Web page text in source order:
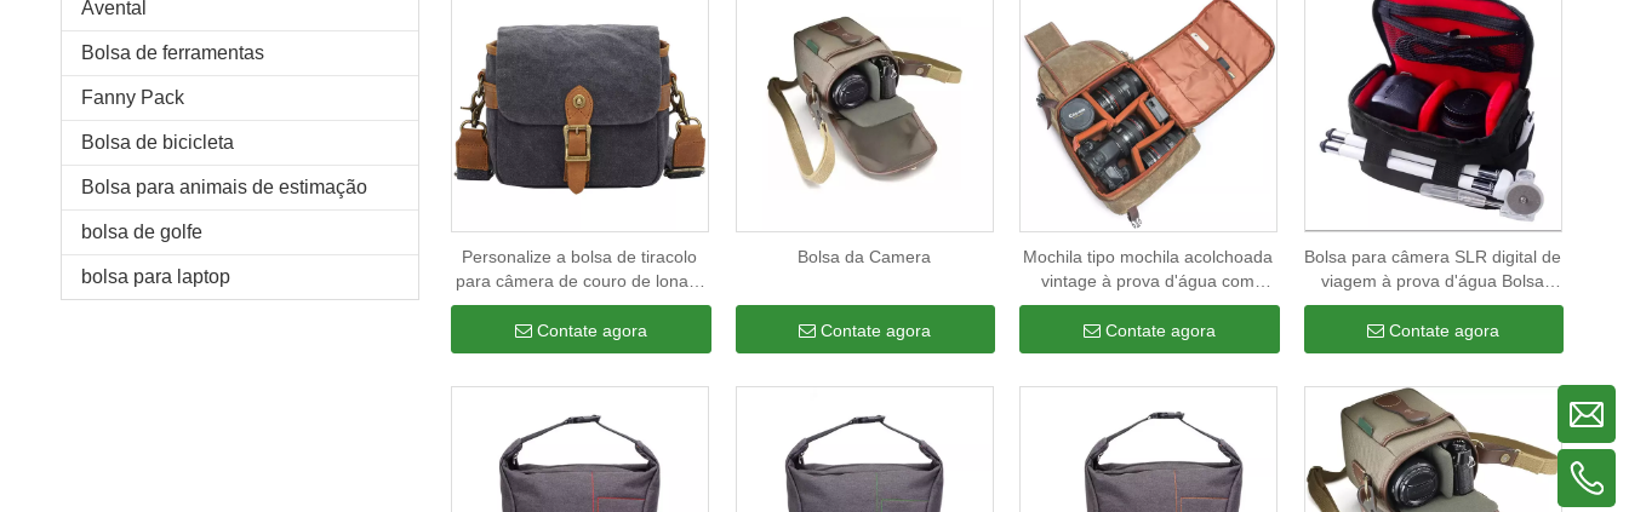
Avental
Bolsa de ferramentas
Fanny Pack
Bolsa de bicicleta
Bolsa para animais de estimação
bolsa de golfe
bolsa para laptop
Personalize a bolsa de tiracolo
para câmera de couro de lona à
prova d'água para homens e
mulheres bolsa de câmera
vintage acolchoada
Contate agora
Bolsa da Camera
Contate agora
Mochila tipo mochila acolchoada
vintage à prova d'água com
inserções removíveis estojo de
câmera de lona de cera à prova
de choque
Contate agora
Bolsa para câmera SLR digital de
viagem à prova d'água Bolsa
transversal DSLR para
acessórios para fotografia ao ar
livre
Contate agora